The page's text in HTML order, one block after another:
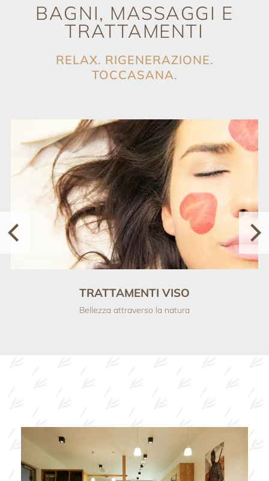
BAGNI, MASSAGGI E
TRATTAMENTI
RELAX. RIGENERAZIONE.
TOCCASANA.
TRATTAMENTI VISO
Bellezza attraverso la natura